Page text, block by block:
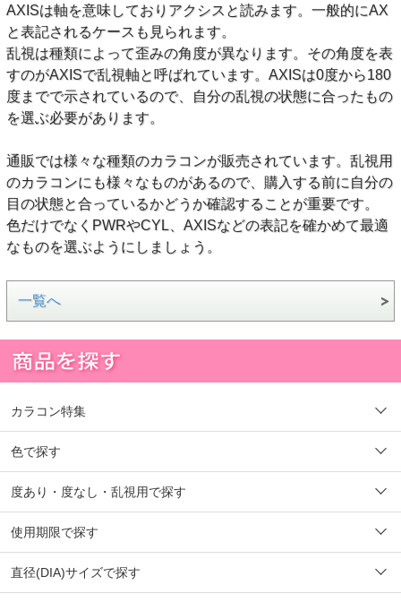
AXISは軸を意味しておりアクシスと読みます。一般的にAX
と表記されるケースも見られます。
乱視は種類によって歪みの角度が異なります。その角度を表
すのがAXISで乱視軸と呼ばれています。AXISは0度から180
度までで示されているので、自分の乱視の状態に合ったもの
を選ぶ必要があります。
通販では様々な種類のカラコンが販売されています。乱視用
のカラコンにも様々なものがあるので、購入する前に自分の
目の状態と合っているかどうか確認することが重要です。
色だけでなくPWRやCYL、AXISなどの表記を確かめて最適
なものを選ぶようにしましょう。
一覧へ
カラコン特集
色で探す
度あり・度なし・乱視用で探す
使用期限で探す
直径(DIA)サイズで探す